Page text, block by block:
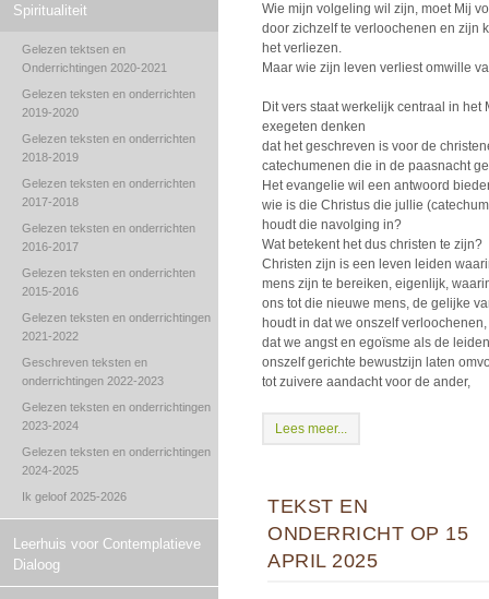
Spiritualiteit
Gelezen tektsen en
Onderrichtingen 2020-2021
Gelezen teksten en onderrichten
2019-2020
Gelezen teksten en onderrichten
2018-2019
Gelezen teksten en onderrichten
2017-2018
Gelezen teksten en onderrichten
2016-2017
Gelezen teksten en onderrichten
2015-2016
Gelezen teksten en onderrichtingen
2021-2022
Geschreven teksten en
onderrichtingen 2022-2023
Gelezen teksten en onderrichtingen
2023-2024
Gelezen teksten en onderrichtingen
2024-2025
Ik geloof 2025-2026
Leerhuis voor Contemplatieve
Dialoog
Wie mijn volgeling wil zijn, moet Mij
door zichzelf te verloochenen en zijn
het verliezen.
Maar wie zijn leven verliest omwille
Dit vers staat werkelijk centraal in
exegeten denken
dat het geschreven is voor de
catechumenen die in de paasnacht
Het evangelie wil een antwoord
wie is die Christus die jullie
houdt die navolging in?
Wat betekent het dus christen te zijn?
Christen zijn is een leven leiden
mens zijn te bereiken, eigenlijk,
ons tot die nieuwe mens, de gelijke
houdt in dat we onszelf
dat we angst en egoïsme als de
onszelf gerichte bewustzijn laten
tot zuivere aandacht voor de ander,
Lees meer...
TEKST EN
ONDERRICHT OP 15
APRIL 2025